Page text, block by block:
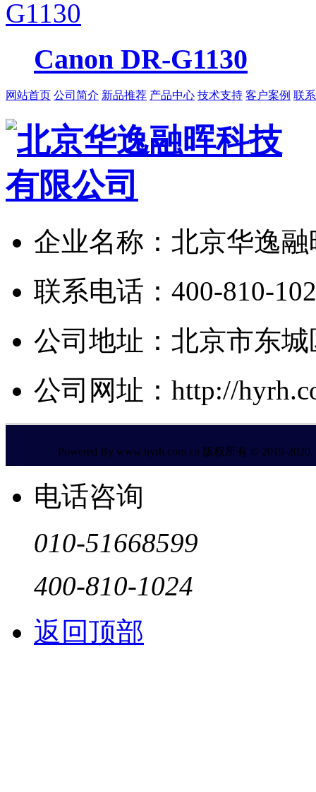
Canon DR-G1130
网站首页 公司简介 新品推荐 产品中心 技术支持 客户案例 联
企业名称：北京华逸
联系电话：400-810-
公司地址：北京市东
公司网址：http://
Powered By www.hyrh.com.cn 版权所有 © 2019-
电话咨询
010-51668599
400-810-1024
返回顶部